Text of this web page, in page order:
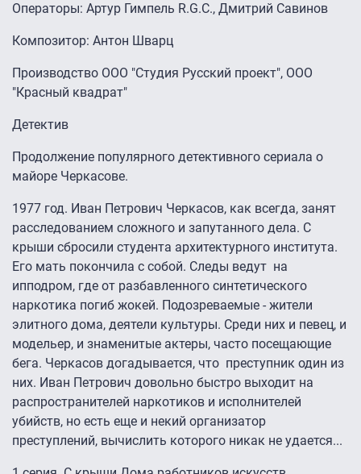
Операторы: Артур Гимпель R.G.C., Дмитрий Савинов
Композитор: Антон Шварц
Производство ООО "Студия Русский проект", ООО
"Красный квадрат"
Детектив
Продолжение популярного детективного сериала о
майоре Черкасове.
1977 год. Иван Петрович Черкасов, как всегда, занят
расследованием сложного и запутанного дела. С
крыши сбросили студента архитектурного института.
Его мать покончила с собой. Следы ведут на
ипподром, где от разбавленного синтетического
наркотика погиб жокей. Подозреваемые - жители
элитного дома, деятели культуры. Среди них и певец, и
модельер, и знаменитые актеры, часто посещающие
бега. Черкасов догадывается, что преступник один из
них. Иван Петрович довольно быстро выходит на
распространителей наркотиков и исполнителей
убийств, но есть еще и некий организатор
преступлений, вычислить которого никак не удается...